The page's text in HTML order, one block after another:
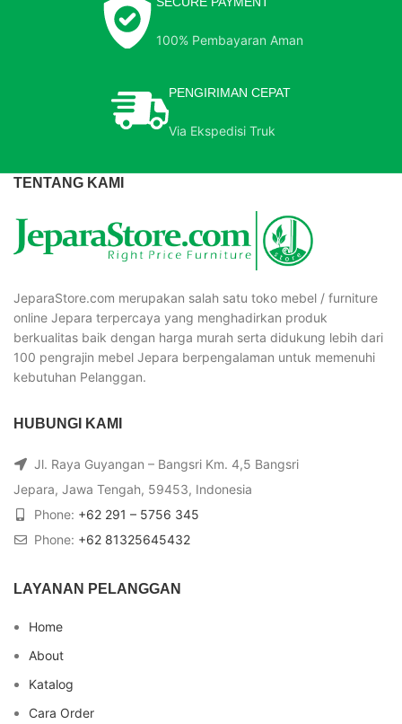
100% Pembayaran Aman
PENGIRIMAN CEPAT
Via Ekspedisi Truk
TENTANG KAMI
JeparaStore.com merupakan salah satu toko mebel / furniture
online Jepara terpercaya yang menghadirkan produk
berkualitas baik dengan harga murah serta didukung lebih dari
100 pengrajin mebel Jepara berpengalaman untuk memenuhi
kebutuhan Pelanggan.
HUBUNGI KAMI
Jl. Raya Guyangan – Bangsri Km. 4,5 Bangsri
Jepara, Jawa Tengah, 59453, Indonesia
Phone: +62 291 – 5756 345
Phone: +62 81325645432
LAYANAN PELANGGAN
Home
About
Katalog
Cara Order